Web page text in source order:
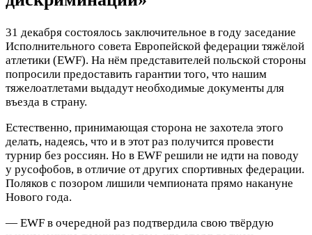
31 декабря состоялось заключительное в году заседание
Исполнительного совета Европейской федерации тяжёлой
атлетики (EWF). На нём представителей польской стороны
попросили предоставить гарантии того, что нашим
тяжелоатлетами выдадут необходимые документы для
въезда в страну.
Естественно, принимающая сторона не захотела этого
делать, надеясь, что и в этот раз получится провести
турнир без россиян. Но в EWF решили не идти на поводу
у русофобов, в отличие от других спортивных федерации.
Поляков с позором лишили чемпионата прямо накануне
Нового года.
— EWF в очередной раз подтвердила свою твёрдую